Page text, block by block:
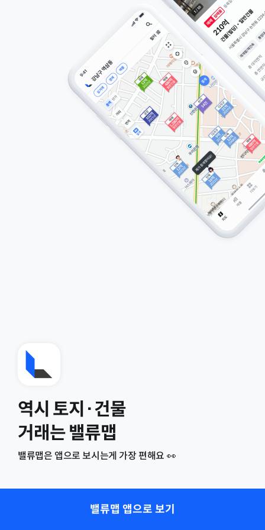
역시 토지·건물
거래는 밸류맵
밸류맵은 앱으로 보시는게 가장 편해요 👀
밸류맵 앱으로 보기